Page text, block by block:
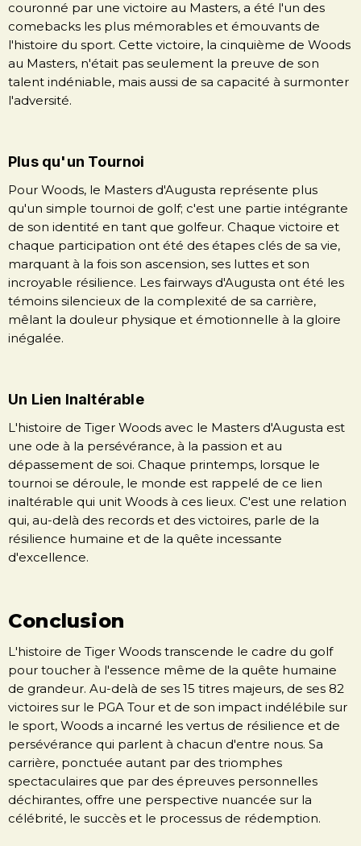
couronné par une victoire au Masters, a été l'un des
comebacks les plus mémorables et émouvants de
l'histoire du sport. Cette victoire, la cinquième de Woods
au Masters, n'était pas seulement la preuve de son
talent indéniable, mais aussi de sa capacité à surmonter
l'adversité.
Plus qu'un Tournoi
Pour Woods, le Masters d'Augusta représente plus
qu'un simple tournoi de golf; c'est une partie intégrante
de son identité en tant que golfeur. Chaque victoire et
chaque participation ont été des étapes clés de sa vie,
marquant à la fois son ascension, ses luttes et son
incroyable résilience. Les fairways d'Augusta ont été les
témoins silencieux de la complexité de sa carrière,
mêlant la douleur physique et émotionnelle à la gloire
inégalée.
Un Lien Inaltérable
L'histoire de Tiger Woods avec le Masters d'Augusta est
une ode à la persévérance, à la passion et au
dépassement de soi. Chaque printemps, lorsque le
tournoi se déroule, le monde est rappelé de ce lien
inaltérable qui unit Woods à ces lieux. C'est une relation
qui, au-delà des records et des victoires, parle de la
résilience humaine et de la quête incessante
d'excellence.
Conclusion
L'histoire de Tiger Woods transcende le cadre du golf
pour toucher à l'essence même de la quête humaine
de grandeur. Au-delà de ses 15 titres majeurs, de ses 82
victoires sur le PGA Tour et de son impact indélébile sur
le sport, Woods a incarné les vertus de résilience et de
persévérance qui parlent à chacun d'entre nous. Sa
carrière, ponctuée autant par des triomphes
spectaculaires que par des épreuves personnelles
déchirantes, offre une perspective nuancée sur la
célébrité, le succès et le processus de rédemption.